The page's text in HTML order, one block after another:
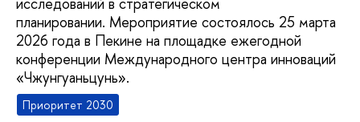
планировании. Мероприятие состоялось 25 марта
2026 года в Пекине на площадке ежегодной
конференции Международного центра инноваций
«Чжунгуаньцунь».
Приоритет 2030